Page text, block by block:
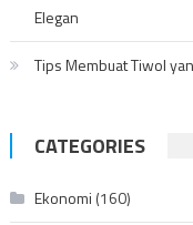
Elegan
Tips Membuat Tiwol
CATEGORIES
Ekonomi (160)